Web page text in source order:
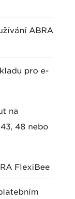
ABRA
pro e-
na
48 nebo
FlexiBee